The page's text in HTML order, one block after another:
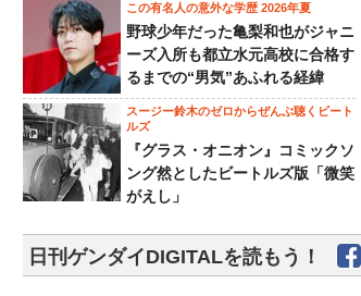
この有名人の意外な学歴 2026年夏
野球少年だった亀梨和也がジャニ
ーズ入所も都立水元高校に合格す
るまでの“男気”あふれる経緯
スージー鈴木のゼロからぜんぶ聴くビート
ルズ
『グラス・オニオン』コミックソ
ング然としたビートルズ版「微笑
がえし」
日刊ゲンダイDIGITALを読もう！